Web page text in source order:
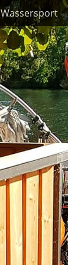
Wassersport